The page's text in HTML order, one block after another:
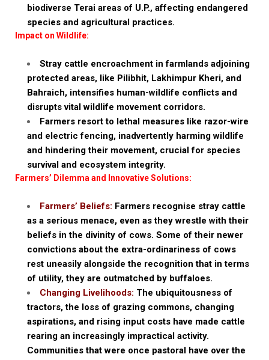
biodiverse Terai areas of U.P., affecting endangered
species and agricultural practices.
Impact on Wildlife:
Stray cattle encroachment in farmlands adjoining
protected areas, like Pilibhit, Lakhimpur Kheri, and
Bahraich, intensifies human-wildlife conflicts and
disrupts vital wildlife movement corridors.
Farmers resort to lethal measures like razor-wire
and electric fencing, inadvertently harming wildlife
and hindering their movement, crucial for species
survival and ecosystem integrity.
Farmers’ Dilemma and Innovative Solutions:
Farmers’ Beliefs: Farmers recognise stray cattle
as a serious menace, even as they wrestle with their
beliefs in the divinity of cows. Some of their newer
convictions about the extra-ordinariness of cows
rest uneasily alongside the recognition that in terms
of utility, they are outmatched by buffaloes.
Changing Livelihoods: The ubiquitousness of
tractors, the loss of grazing commons, changing
aspirations, and rising input costs have made cattle
rearing an increasingly impractical activity.
Communities that were once pastoral have over the